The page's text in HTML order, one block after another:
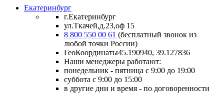
Екатеринбург
г.Екатеринбург
ул.Ткачей,д.23,оф 15
8 800 550 00 61 (бесплатный звонок из
любой точки России)
ГеоКоординаты45.190940, 39.127836
Наши менеджеры работают:
понедельник - пятница с 9:00 до 19:00
суббота с 9:00 до 15:00
в другие дни и время - по договоренности